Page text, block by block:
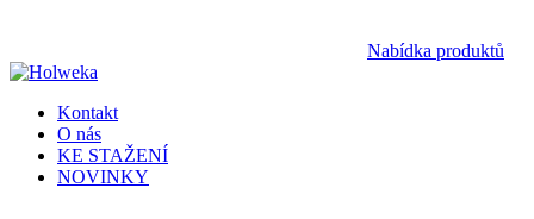
Nabídka produktů
Kontakt
O nás
KE STAŽENÍ
NOVINKY